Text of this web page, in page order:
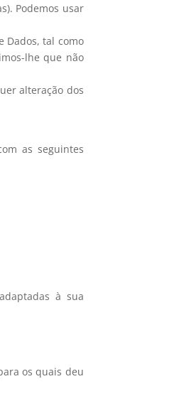
Podemos usar
Dados, tal como
lhe que não
alteração dos
as seguintes
à sua
os quais deu